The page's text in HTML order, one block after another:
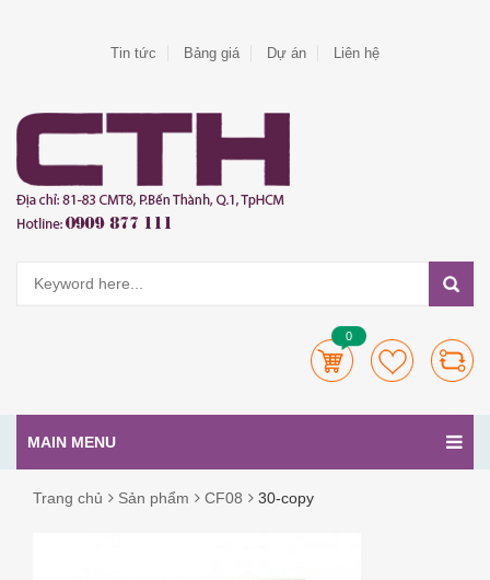
Tin tức Bảng giá Dự án Liên hệ
0
MAIN MENU
Trang chủ Sản phẩm CF08 30-copy